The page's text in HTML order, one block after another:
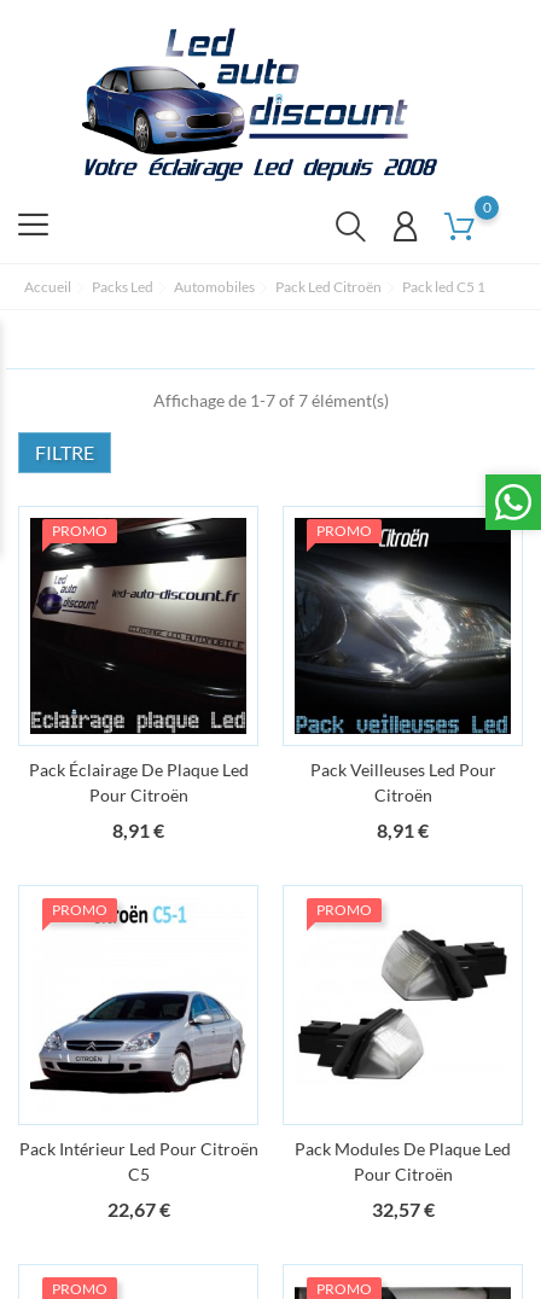
0
Accueil Packs Led Automobiles Pack Led Citroën Pack led C5 1
FILTRE
Affichage de 1-7 of 7 élément(s)
PROMO
Pack Éclairage De Plaque Led
Pour Citroën
8,91 €Prix
PROMO
Pack Veilleuses Led Pour
Citroën
8,91 €Prix
PROMO
Pack Intérieur Led Pour Citroën
C5
22,67 €Prix
PROMO
Pack Modules De Plaque Led
Pour Citroën
32,57 €Prix
PROMO PROMO